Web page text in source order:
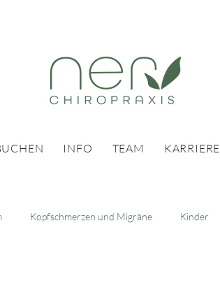
INFO TEAM KARRIERE
Kopfschmerzen und Migräne Kinder